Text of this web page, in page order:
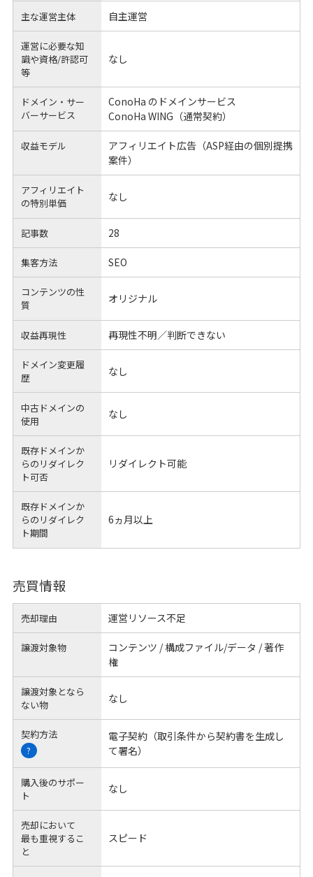
主な運営主体 自主運営
運営に必要な知
識や資格/許認可
等
なし
ドメイン・サー
バーサービス
ConoHa のドメインサービス
ConoHa WING（通常契約）
収益モデル
アフィリエイト広告（ASP経由の個別提携
案件）
アフィリエイト
の特別単価 なし
記事数 28
集客方法 SEO
コンテンツの性
質
オリジナル
収益再現性 再現性不明／判断できない
ドメイン変更履
歴
なし
中古ドメインの
使用
なし
既存ドメインか
らのリダイレク
ト可否
リダイレクト可能
既存ドメインか
らのリダイレク
ト期間
6ヵ月以上
売買情報
売却理由 運営リソース不足
譲渡対象物
コンテンツ / 構成ファイル/データ / 著作
権
譲渡対象となら
ない物
なし
契約方法
?
電子契約（取引条件から契約書を生成し
て署名）
購入後のサポー
ト
なし
売却において
最も重視するこ
と
スピード